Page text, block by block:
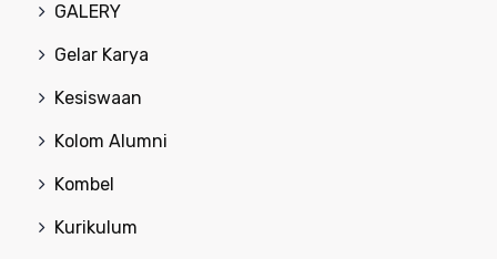
GALERY
Gelar Karya
Kesiswaan
Kolom Alumni
Kombel
Kurikulum